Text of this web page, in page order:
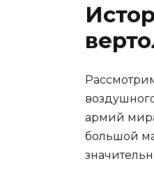
армий
большой